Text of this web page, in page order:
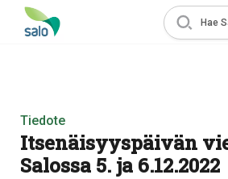
Hae
Tiedote
Itsenäisyyspäivän
Salossa 5. ja 6.12.2022